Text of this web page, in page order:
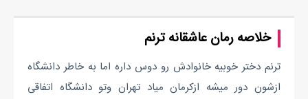
خلاصه رمان عاشقانه ترنم
‎ترنم دختر خوبیه خانوادش رو دوس داره اما به خاطر دانشگاه
ازشون دور میشه ازکرمان میاد تهران وتو دانشگاه اتفاقی